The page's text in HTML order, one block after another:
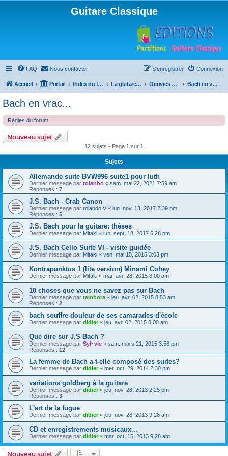
Guitare Classique
FAQ Nous contacter Connexion
S’enregistrer
Accueil Portail Index du forum La guitare : instrument, cours et théorie Oeuvres à la loupe Bach en vrac...
Bach en vrac...
Règles du forum
Nouveau sujet
12 sujets • Page 1 sur 1
Sujets
Allemande suite BVW996 suite1 pour luth
Dernier message par rolanbo « sam. mai 22, 2021 7:59 am
Réponses : 7
J.S. Bach - Crab Canon
Dernier message par rolando V « lun. nov. 13, 2017 2:39 pm
Réponses : 5
J.S. Bach pour la guitare: thèses
Dernier message par Mitaki « lun. sept. 18, 2017 6:28 pm
J.S. Bach Cello Suite VI - visite guidée
Dernier message par Mitaki « ven. mai 15, 2015 3:03 pm
Kontrapunktus 1 (lite version) Minami Cohey
Dernier message par Mitaki « mar. avr. 28, 2015 8:00 am
10 choses que vous ne savez pas sur Bach
Dernier message par tambora « jeu. avr. 02, 2015 8:53 am
Réponses : 2
bach souffre-douleur de ses camarades d'école
Dernier message par didier« jeu. avr. 02, 2015 8:00 am
Que dire sur J.S Bach ?
Dernier message par Syl~vie « sam. mars 21, 2015 3:56 pm
Réponses : 12
La femme de Bach a-t-elle composé des suites?
Dernier message par didier« mer. oct. 29, 2014 2:30 pm
variations goldberg à la guitare
Dernier message par didier« jeu. nov. 28, 2013 2:25 pm
Réponses : 3
L'art de la fugue
Dernier message par didier« jeu. nov. 28, 2013 9:26 am
CD et enregistrements musicaux...
Dernier message par didier« mar. oct. 15, 2013 9:28 am
Nouveau sujet